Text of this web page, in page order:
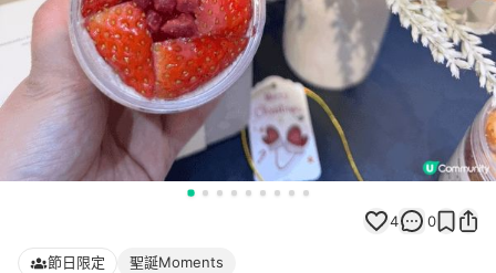
4 0
節日限定 聖誕Moments